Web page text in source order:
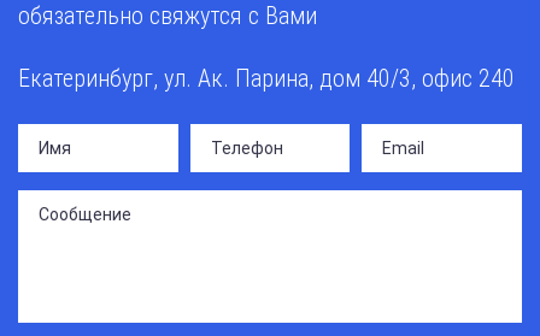
обязательно свяжутся с Вами
Екатеринбург, ул. Ак. Парина, дом 40/3, офис 240